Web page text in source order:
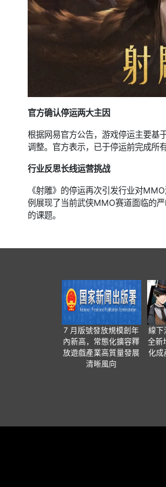
官方确认停运两大主因
根据网易官方公告，游戏停运主要基
调整。官方表示，已于停运前完成所
行业反思长线运营挑战
《射雕》的停运再次引发行业对
例展现了当前武侠MMO赛道面临的
的课题。
7 月版號發放規模創年
內新高，常態化擴容釋
放遊戲產業高質量發展
清晰風向
線下
全新
化成